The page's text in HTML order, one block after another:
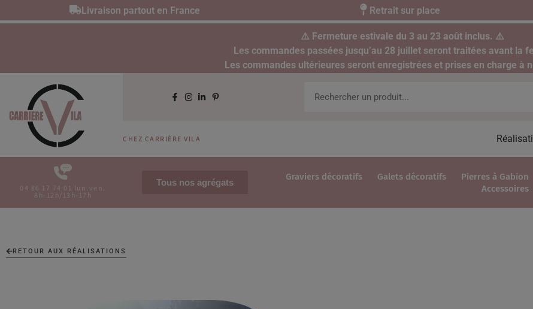
Livraison partout en France Retrait sur place
⚠️ Fermeture estivale du 3 au 23 août inclus. ⚠️
Les commandes passées jusqu’au 28 juillet seront traitées avant la
Les commandes ultérieures seront enregistrées et prises en charge à
CHEZ CARRIÈRE VILA
04 86 17 74 01 lun.ven.
8h-12h/13h-17h
Tous nos agrégats
Graviers décoratifs Galets décoratifs Pierres à Gabion
Accessoires
RETOUR AUX RÉALISATIONS